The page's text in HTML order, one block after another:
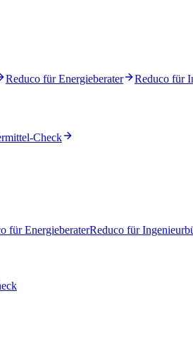
Reduco für Energieberater Reduco für
Check
für EnergieberaterReduco für